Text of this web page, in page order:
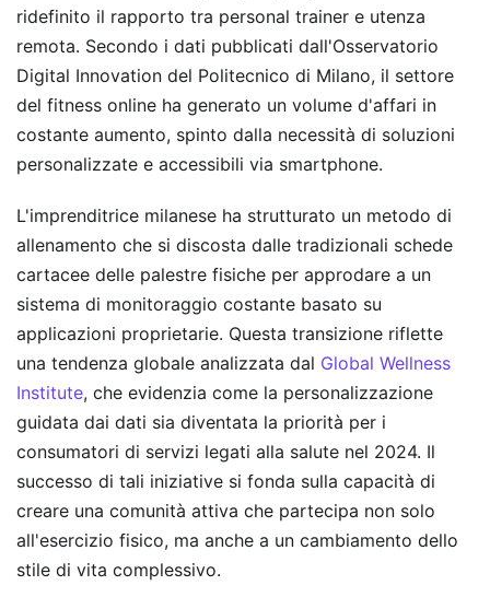
ridefinito il rapporto tra personal trainer e utenza
remota. Secondo i dati pubblicati dall'Osservatorio
Digital Innovation del Politecnico di Milano, il settore
del fitness online ha generato un volume d'affari in
costante aumento, spinto dalla necessità di soluzioni
personalizzate e accessibili via smartphone.
L'imprenditrice milanese ha strutturato un metodo di
allenamento che si discosta dalle tradizionali schede
cartacee delle palestre fisiche per approdare a un
sistema di monitoraggio costante basato su
applicazioni proprietarie. Questa transizione riflette
una tendenza globale analizzata dal Global Wellness
Institute, che evidenzia come la personalizzazione
guidata dai dati sia diventata la priorità per i
consumatori di servizi legati alla salute nel 2024. Il
successo di tali iniziative si fonda sulla capacità di
creare una comunità attiva che partecipa non solo
all'esercizio fisico, ma anche a un cambiamento dello
stile di vita complessivo.